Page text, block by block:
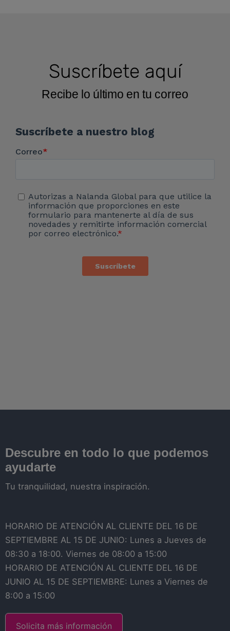
Suscríbete aquí
Recibe lo último en tu correo
Descubre en todo lo que podemos
ayudarte
Tu tranquilidad, nuestra inspiración.
HORARIO DE ATENCIÓN AL CLIENTE DEL 16 DE
SEPTIEMBRE AL 15 DE JUNIO: Lunes a Jueves de
08:30 a 18:00. Viernes de 08:00 a 15:00
HORARIO DE ATENCIÓN AL CLIENTE DEL 16 DE
JUNIO AL 15 DE SEPTIEMBRE: Lunes a Viernes de
8:00 a 15:00
Solicita más información